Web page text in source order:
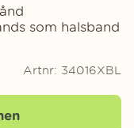
som halsband
Artnr: 34016XBL